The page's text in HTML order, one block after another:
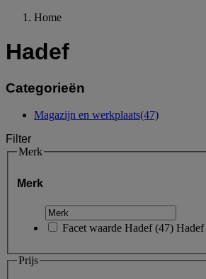
Home
Hadef
Categorieën
Magazijn en werkplaats(47)
Filter
Merk
Merk
Facet waarde Hadef(47) Hadef
Prijs